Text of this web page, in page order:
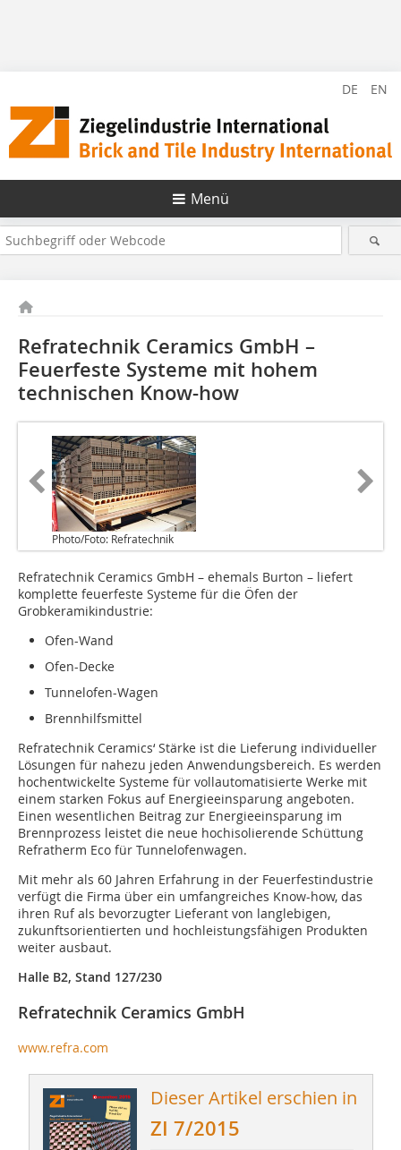
DE EN
Menü
Refratechnik Ceramics GmbH –
Feuerfeste Systeme mit hohem
technischen Know-how
Photo/Foto: Refratechnik
Refratechnik Ceramics GmbH – ehemals Burton – liefert
komplette feuerfeste Systeme für die Öfen der
Grobkeramikindustrie:
Ofen-Wand
Ofen-Decke
Tunnelofen-Wagen
Brennhilfsmittel
Refratechnik Ceramics‘ Stärke ist die Lieferung individueller
Lösungen für nahezu jeden Anwendungsbereich. Es werden
hochentwickelte Systeme für vollautomatisierte Werke mit
einem starken Fokus auf Energieeinsparung angeboten.
Einen wesentlichen Beitrag zur Energieeinsparung im
Brennprozess leistet die neue hochisolierende Schüttung
Refratherm Eco für Tunnelofenwagen.
Mit mehr als 60 Jahren Erfahrung in der Feuerfestindustrie
verfügt die Firma über ein umfangreiches Know-how, das
ihren Ruf als bevorzugter Lieferant von langlebigen,
zukunftsorientierten und hochleistungsfähigen Produkten
weiter ausbaut.
Halle B2, Stand 127/230
Refratechnik Ceramics GmbH
www.refra.com
Dieser Artikel erschien in
ZI 7/2015